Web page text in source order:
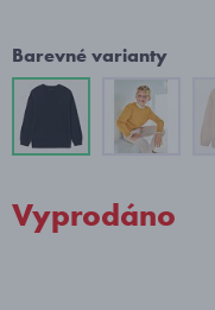
Barevné varianty
Vyprodáno